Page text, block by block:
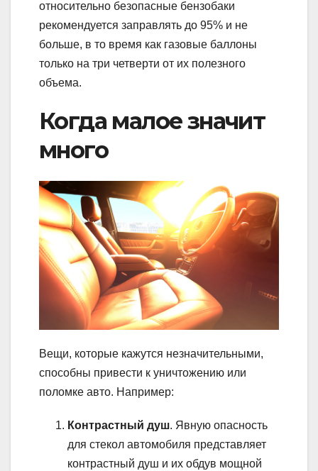
относительно безопасные бензобаки
рекомендуется заправлять до 95% и не
больше, в то время как газовые баллоны
только на три четверти от их полезного
объема.
Когда малое значит
много
Вещи, которые кажутся незначительными,
способны привести к уничтожению или
поломке авто. Например:
Контрастный душ. Явную опасность
для стекол автомобиля представляет
контрастный душ и их обдув мощной